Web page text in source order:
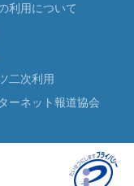
利用について
二次利用
ーネット報道協会